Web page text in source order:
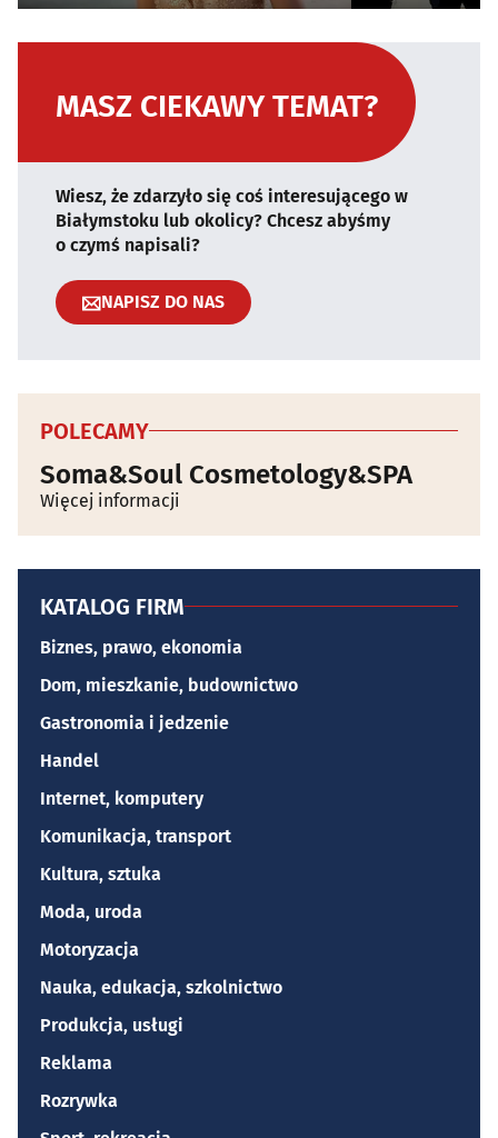
MASZ CIEKAWY TEMAT?
Wiesz, że zdarzyło się coś interesującego w
Białymstoku lub okolicy? Chcesz abyśmy
o czymś napisali?
NAPISZ DO NAS
POLECAMY
Soma&Soul Cosmetology&SPA
Więcej informacji
KATALOG FIRM
Biznes, prawo, ekonomia
Dom, mieszkanie, budownictwo
Gastronomia i jedzenie
Handel
Internet, komputery
Komunikacja, transport
Kultura, sztuka
Moda, uroda
Motoryzacja
Nauka, edukacja, szkolnictwo
Produkcja, usługi
Reklama
Rozrywka